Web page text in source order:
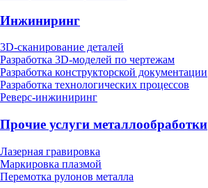
Инжиниринг
3D-сканирование деталей
Разработка 3D-моделей по чертежам
Разработка конструкторской документации
Разработка технологических процессов
Реверс-инжиниринг
Прочие услуги металлообработки
Лазерная гравировка
Маркировка плазмой
Перемотка рулонов металла